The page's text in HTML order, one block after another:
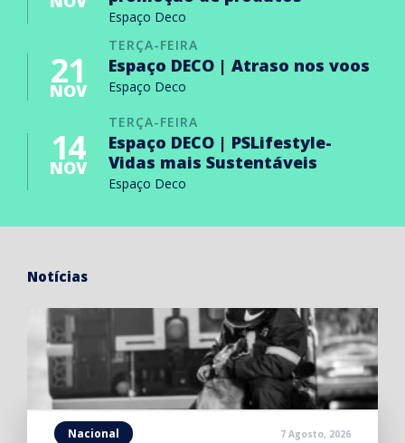
Espaço Deco
TERÇA-FEIRA
21
NOV
Espaço DECO | Atraso nos voos
Espaço Deco
TERÇA-FEIRA
14
NOV
Espaço DECO | PSLifestyle-
Vidas mais Sustentáveis
Espaço Deco
Notícias
Nacional 7 Agosto, 2026